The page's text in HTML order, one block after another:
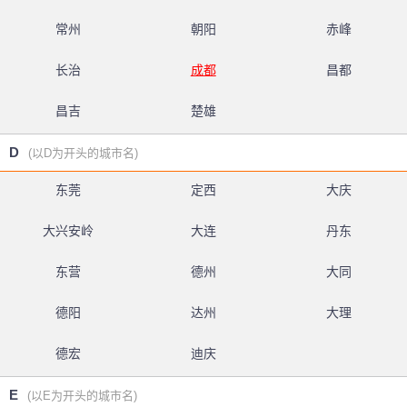
常州 朝阳 赤峰
长治 成都 昌都
昌吉 楚雄
D (以D为开头的城市名)
东莞 定西 大庆
大兴安岭 大连 丹东
东营 德州 大同
德阳 达州 大理
德宏 迪庆
E (以E为开头的城市名)